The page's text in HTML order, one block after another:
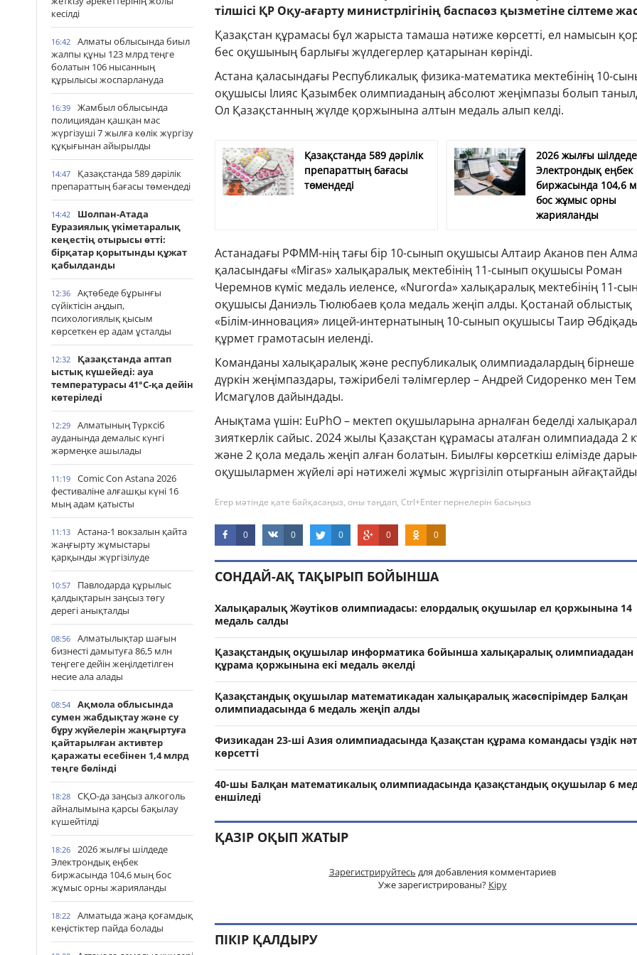
кесілді
16:42
Алматы облысында биыл
жалпы құны 123 млрд теңге
болатын 106 нысанның
құрылысы жоспарлануда
16:39
Жамбыл облысында
полициядан қашқан мас
жүргізуші 7 жылға көлік жүргізу
құқығынан айырылды
14:47
Қазақстанда 589 дәрілік
препараттың бағасы төмендеді
14:42
Шолпан-Атада
Еуразиялық үкіметаралық
кеңестің отырысы өтті:
бірқатар қорытынды құжат
қабылданды
12:36
Ақтөбеде бұрынғы
сүйіктісін аңдып,
психологиялық қысым
көрсеткен ер адам ұсталды
12:32
Қазақстанда аптап
ыстық күшейеді: ауа
температурасы 41°С-қа дейін
көтеріледі
12:29
Алматының Түрксіб
ауданында демалыс күнгі
жәрмеңке ашылады
11:19
Comic Con Astana 2026
фестиваліне алғашқы күні 16
мың адам қатысты
11:13
Астана-1 вокзалын қайта
жаңғырту жұмыстары
қарқынды жүргізілуде
10:57
Павлодарда құрылыс
қалдықтарын заңсыз төгу
дерегі анықталды
08:56
Алматылықтар шағын
бизнесті дамытуға 86,5 млн
теңгеге дейін жеңілдетілген
несие ала алады
08:54
Ақмола облысында
сумен жабдықтау және су
бұру жүйелерін жаңғыртуға
қайтарылған активтер
қаражаты есебінен 1,4 млрд
теңге бөлінді
18:28
СҚО-да заңсыз алкоголь
айналымына қарсы бақылау
күшейтілді
18:26
2026 жылғы шілдеде
Электрондық еңбек
биржасында 104,6 мың бос
жұмыс орны жарияланды
18:22
Алматыда жаңа қоғамдық
кеңістіктер пайда болады
тілшісі ҚР Оқу-ағарту министрлігінің баспасөз қызметіне сілтеме
Қазақстан құрамасы бұл жарыста тамаша нәтиже көрсетті, ел намысын
бес оқушының барлығы жүлдегерлер қатарынан көрінді.
Астана қаласындағы Республикалық физика-математика мектебінің 10-
оқушысы Ілияс Қазымбек олимпиаданың абсолют жеңімпазы болып
Ол Қазақстанның жүлде қоржынына алтын медаль алып келді.
Қазақстанда 589 дәрілік
препараттың бағасы
төмендеді
2026 жылғы шілдеде
Электрондық еңбек
биржасында 104,6
бос жұмыс орны
жарияланды
Астанадағы РФММ-нің тағы бір 10-сынып оқушысы Алтаир Аканов пен
қаласындағы «Miras» халықаралық мектебінің 11-сынып оқушысы Роман
Черемнов күміс медаль иеленсе, «Nurorda» халықаралық мектебінің 11-
оқушысы Даниэль Тюлюбаев қола медаль жеңіп алды. Қостанай облыстық
«Білім-инновация» лицей-интернатының 10-сынып оқушысы Таир
құрмет грамотасын иеленді.
Команданы халықаралық және республикалық олимпиадалардың бірнеше
дүркін жеңімпаздары, тәжірибелі тәлімгерлер – Андрей Сидоренко мен
Исмагұлов дайындады.
Анықтама үшін: EuPhO – мектеп оқушыларына арналған беделді
зияткерлік сайыс. 2024 жылы Қазақстан құрамасы аталған олимпиадада 2
және 2 қола медаль жеңіп алған болатын. Биылғы көрсеткіш елімізде
оқушылармен жүйелі әрі нәтижелі жұмыс жүргізіліп отырғанын
Егер мәтінде қате байқасаңыз, оны таңдап, Ctrl+Enter пернелерін басыңыз
0 0 0 0 0
СОНДАЙ-АҚ ТАҚЫРЫП БОЙЫНША
Халықаралық Жәутіков олимпиадасы: елордалық оқушылар ел қоржынына 14
медаль салды
Қазақстандық оқушылар информатика бойынша халықаралық олимпиададан
құрама қоржынына екі медаль әкелді
Қазақстандық оқушылар математикадан халықаралық жасөспірімдер Балқан
олимпиадасында 6 медаль жеңіп алды
Физикадан 23-ші Азия олимпиадасында Қазақстан құрама командасы үздік
көрсетті
40-шы Балқан математикалық олимпиадасында қазақстандық оқушылар 6
еншіледі
ҚАЗІР ОҚЫП ЖАТЫР
Зарегистрируйтесь для добавления комментариев
Уже зарегистрированы? Кіру
ПІКІР ҚАЛДЫРУ